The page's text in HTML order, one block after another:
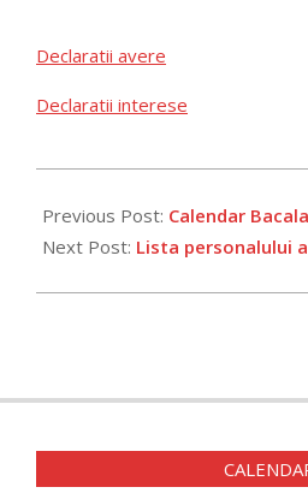
Declaratii avere
Declaratii interese
02-
27
Previous Post: Calendar
Next Post: Lista personalului